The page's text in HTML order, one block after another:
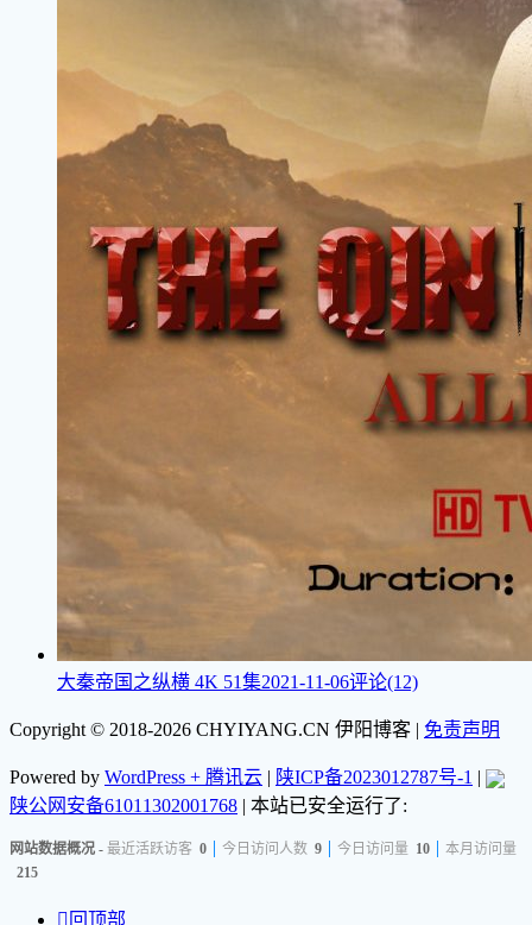
大秦帝国之纵横 4K 51集2021-11-06评论(12)
Copyright © 2018-2026 CHYIYANG.CN 伊阳博客 | 免责声明
Powered by WordPress + 腾讯云 | 陕ICP备2023012787号-1 |
陕公网安备61011302001768 | 本站已安全运行了:
网站数据概况 - 最近活跃访客 0 今日访问人数 9 今日访问量 10
本月访问量
215
 回顶部